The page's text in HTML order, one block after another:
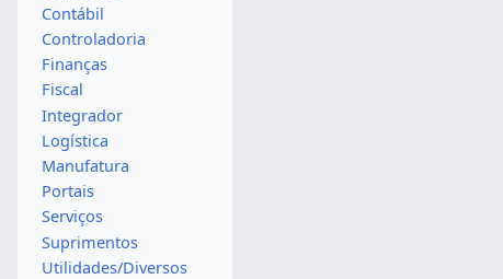
Contábil
Controladoria
Finanças
Fiscal
Integrador
Logística
Manufatura
Portais
Serviços
Suprimentos
Utilidades/Diversos